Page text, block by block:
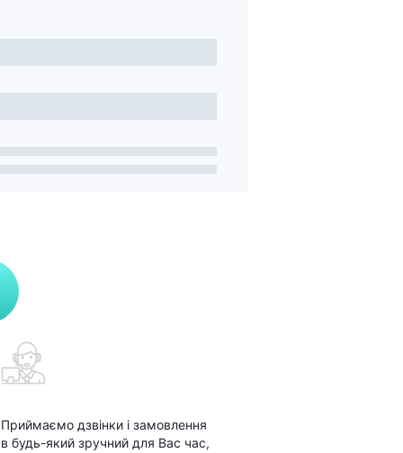
Приймаємо дзвінки і замовлення
в будь-який зручний для Вас час,